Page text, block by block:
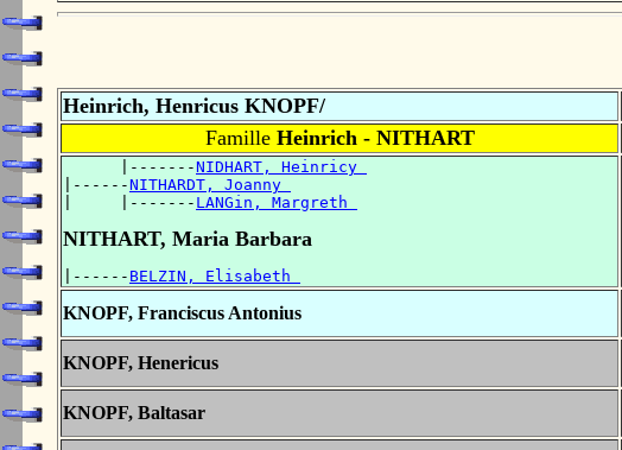
Heinrich, Henricus KNOPF/
Famille Heinrich - NITHART
      |-------
NIDHART, Heinricy
|------NITHARDT, Joanny
|     |------- LANGin, Margreth
NITHART, Maria Barbara
|------ BELZIN, Elisabeth
KNOPF, Franciscus Antonius
KNOPF, Henericus
KNOPF, Baltasar